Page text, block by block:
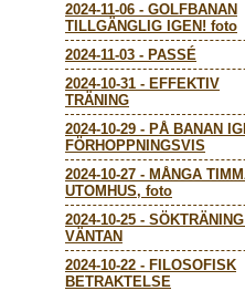
2024-11-06 - GOLFBANAN
TILLGÄNGLIG IGEN! foto
2024-11-03 - PASSÉ
2024-10-31 - EFFEKTIV
TRÄNING
2024-10-29 - PÅ BANAN
FÖRHOPPNINGSVIS
2024-10-27 - MÅNGA
UTOMHUS, foto
2024-10-25 -
VÄNTAN
2024-10-22 - FILOSOFISK
BETRAKTELSE